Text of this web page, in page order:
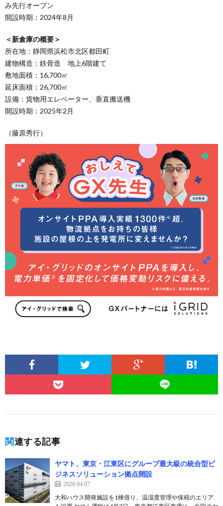
み先行オープン
開設時期：2024年8月
＜新倉庫の概要＞
所在地：静岡県浜松市北区都田町
建物構造：鉄骨造 地上6階建て
敷地面積：16,700㎡
延床面積：26,700㎡
設備：貨物用エレベーター、垂直搬送機
開設時期：2025年2月
（藤原秀行）
関連する記事
ヤマト、東京・江東区にグループ最大級の統合型ビ
ジネスソリューション拠点開設
2026.04.07
大和ハウス開発施設を1棟借り、温湿度管理や保税のエリア